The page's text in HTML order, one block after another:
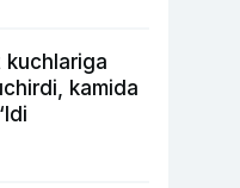
kuchlariga
kamida